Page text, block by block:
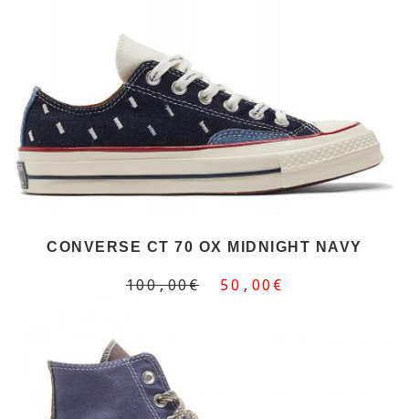
CONVERSE CT 70 OX MIDNIGHT NAVY
100,00€ 50,00€